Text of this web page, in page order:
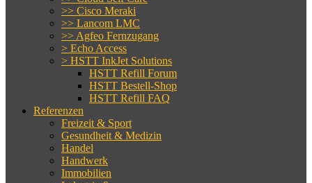
>> Cisco Meraki
>> Lancom LMC
>> Agfeo Fernzugang
> Echo Access
> HSTT InkJet Solutions
HSTT Refill Forum
HSTT Bestell-Shop
HSTT Refill FAQ
Referenzen
Freizeit & Sport
Gesundheit & Medizin
Handel
Handwerk
Immobilien